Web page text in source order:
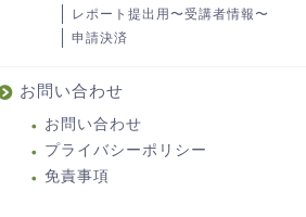
レポート提出用〜受講者情報〜
申請決済
お問い合わせ
お問い合わせ
プライバシーポリシー
免責事項